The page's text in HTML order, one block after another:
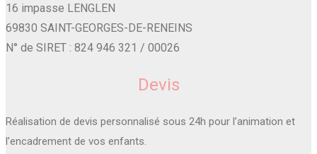
16 impasse LENGLEN
69830 SAINT-GEORGES-DE-RENEINS
N° de SIRET : 824 946 321 / 00026
Devis
Réalisation de devis personnalisé sous 24h pour l’animation et
l’encadrement de vos enfants.